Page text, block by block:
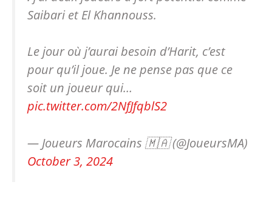
Saibari et El Khannouss.
Le jour où j’aurai besoin d’Harit, c’est
pour qu’il joue. Je ne pense pas que ce
soit un joueur qui…
pic.twitter.com/2NfJfqblS2
— Joueurs Marocains 🇲🇦 (@JoueursMA)
October 3, 2024